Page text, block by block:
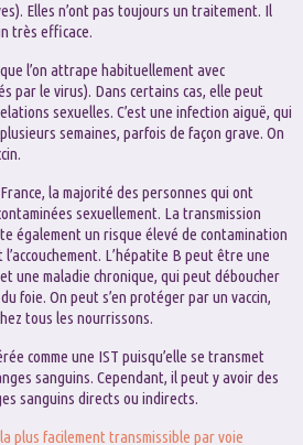
Elles n’ont pas toujours un traitement. Il
très efficace.
l’on attrape habituellement avec
par le virus). Dans certains cas, elle peut
sexuelles. C’est une infection aiguë, qui
semaines, parfois de façon grave. On
la majorité des personnes qui ont
sexuellement. La transmission
également un risque élevé de contamination
L’hépatite B peut être une
une maladie chronique, qui peut déboucher
foie. On peut s’en protéger par un vaccin,
tous les nourrissons.
comme une IST puisqu’elle se transmet
sanguins. Cependant, il peut y avoir des
sanguins directs ou indirects.
plus facilement transmissible par voie